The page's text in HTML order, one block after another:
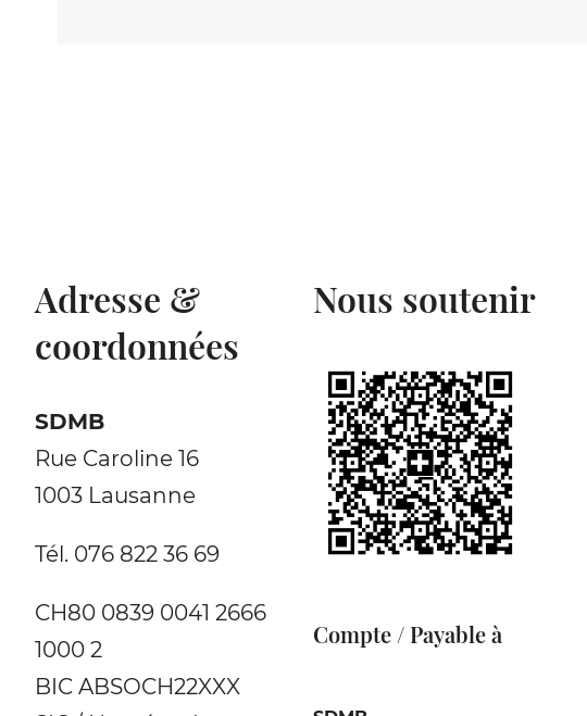
Adresse &
coordonnées
SDMB
Rue Caroline 16
1003 Lausanne
Tél. 076 822 36 69
CH80 0839 0041 2666
1000 2
BIC ABSOCH22XXX
Nous soutenir
Compte / Payable à